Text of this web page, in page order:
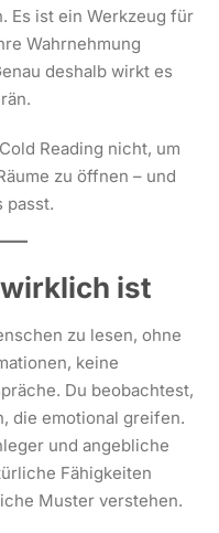
Es ist ein Werkzeug für
Wahrnehmung
deshalb wirkt es
Reading nicht, um
zu öffnen – und
passt.
wirklich ist
zu lesen, ohne
keine
Du beobachtest,
die emotional greifen.
und angebliche
Fähigkeiten
Muster verstehen.